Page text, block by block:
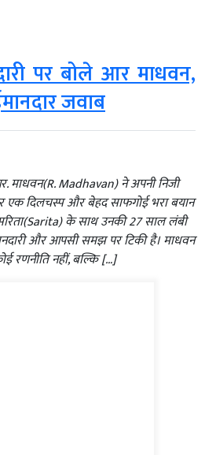
पर बोले आर माधवन,
जवाब
माधवन(R. Madhavan) ने अपनी निजी
दिलचस्प और बेहद साफगोई भरा बयान
सरिता(Sarita) के साथ उनकी 27 साल लंबी
और आपसी समझ पर टिकी है। माधवन
रणनीति नहीं, बल्कि […]